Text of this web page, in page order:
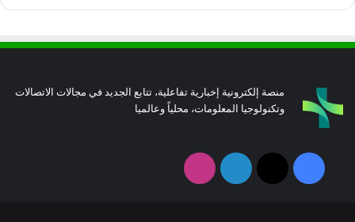
منصة إلكترونية إخبارية تفاعلية، تتابع الجديد في مجالات الاتصالات
وتكنولوجيا المعلومات، محلياً وعالميا
فيسبوك
‫X لينكدإن انستقرام